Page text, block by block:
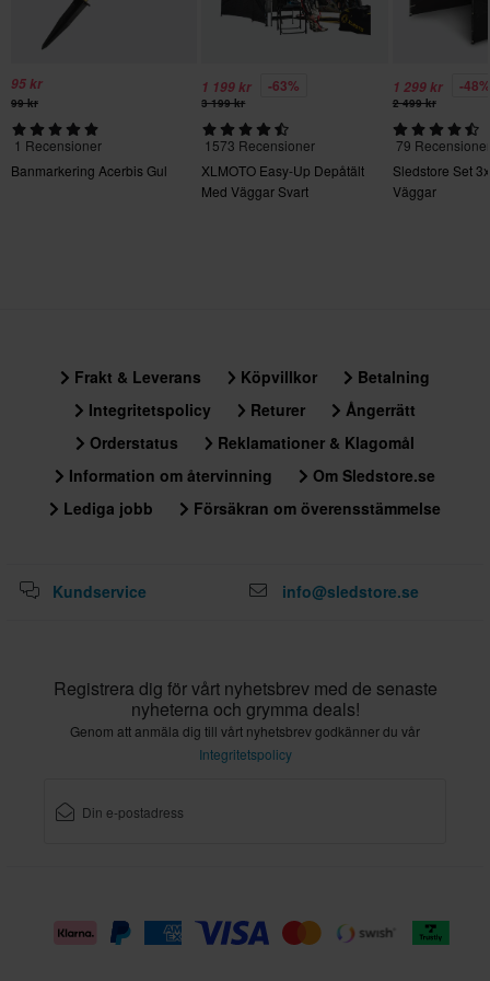
95 kr
99 kr
1 Recensioner
Banmarkering Acerbis Gul
1 199 kr -63%
3 199 kr
1573 Recensioner
XLMOTO Easy-Up Depåtält
Med Väggar Svart
1 299 kr -48%
2 499 kr
79 Recensioner
Sledstore Set
Väggar
Frakt & Leverans Köpvillkor
Betalning
Integritetspolicy
Returer
Ångerrätt
Orderstatus
Reklamationer & Klagomål
Information om återvinning
Om Sledstore.se
Lediga jobb
Försäkran om överensstämmelse
Kundservice info@sledstore.se
Registrera dig för vårt nyhetsbrev med de senaste
nyheterna och grymma deals!
Genom att anmäla dig till vårt nyhetsbrev godkänner du vår
Integritetspolicy